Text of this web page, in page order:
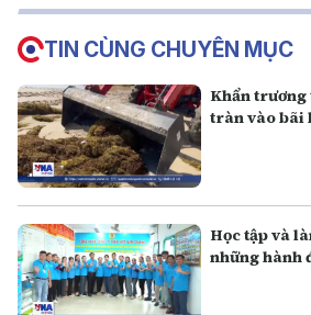
TIN CÙNG CHUYÊN MỤC
Khẩn
tràn vào bãi
Học tập và
những hành